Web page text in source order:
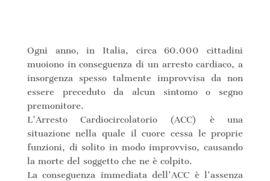
Ogni anno, in Italia, circa 60.000 cittadini
muoiono in conseguenza di un arresto cardiaco, a
insorgenza spesso talmente improvvisa da non
essere preceduto da alcun sintomo o segno
premonitore.
L’Arresto Cardiocircolatorio (ACC) è una
situazione nella quale il cuore cessa le proprie
funzioni, di solito in modo improvviso, causando
la morte del soggetto che ne è colpito.
La conseguenza immediata dell’ACC è l’assenza